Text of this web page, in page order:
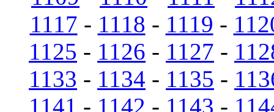
1117 - 1118 - 1119 -
1125 - 1126 - 1127 -
1133 - 1134 - 1135 -
1141 - 1142 - 1143 -